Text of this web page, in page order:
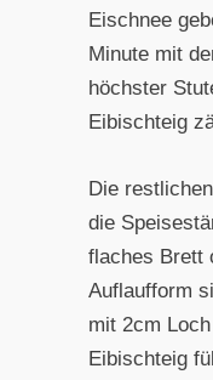
Eischnee
Minute mit
höchster
Eibischteig
Die
die
flaches Brett
Auflaufform
mit 2cm
Eibischteig